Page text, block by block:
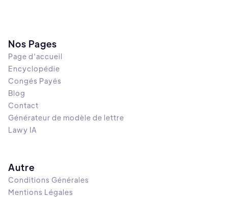
Nos Pages
Page d'accueil
Encyclopédie
Congés Payés
Blog
Contact
Générateur de modèle de lettre
Lawy IA
Autre
Conditions Générales
Mentions Légales